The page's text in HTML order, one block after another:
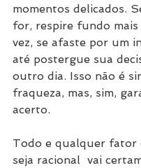
momentos delicados.
for, respire fundo mais
vez, se afaste por um
até postergue sua
outro dia. Isso não é
fraqueza, mas, sim,
acerto.
Todo e qualquer fator
seja racional  vai